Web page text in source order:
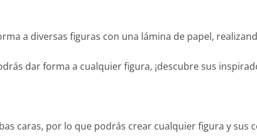
a diversas figuras con una lámina de papel,
dar forma a cualquier figura, ¡descubre sus
caras, por lo que podrás crear cualquier figura y sus